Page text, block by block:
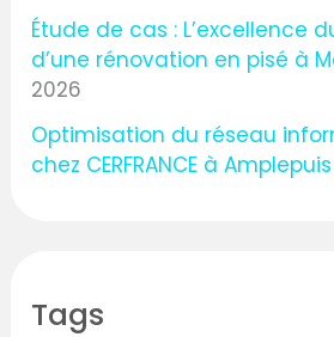
Étude de cas : L’excellence
d’une rénovation en pisé à
2026
Optimisation du réseau
chez CERFRANCE à Amplepuis
Tags